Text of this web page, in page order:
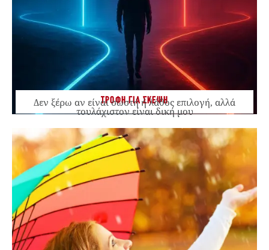
ΤΡΟΦΗ ΓΙΑ ΣΚΕΨΗ
Δεν ξέρω αν είναι σωστή ή λάθος επιλογή, αλλά
τουλάχιστον είναι δική μου